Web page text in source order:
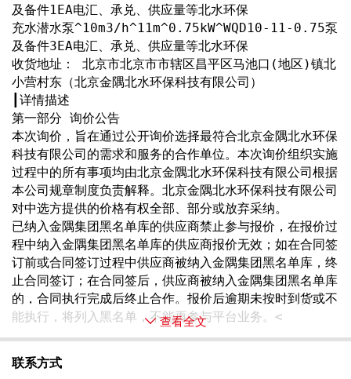
及备件1EA电汇、承兑、供应量等北水环保
充水潜水泵^10m3/h^11m^0.75kW^WQD10-11-0.75泵
及备件3EA电汇、承兑、供应量等北水环保
收货地址： 北京市北京市市辖区昌平区马池口(地区)镇北
小营村东（北京金隅北水环保科技有限公司）
┃详情描述
第一部分 询价公告
本次询价，旨在通过公开询价选择最符合北京金隅北水环保
科技有限公司的需求和服务的合作单位。本次询价组织实施
过程中的所有事项均由北京金隅北水环保科技有限公司根据
本公司规章制度负责解释。北京金隅北水环保科技有限公司
对中选方提供的价格有权全部、部分或放弃采纳。
已纳入金隅集团黑名单库的供应商禁止参与报价，在报价过
程中纳入金隅集团黑名单库的供应商报价无效；如在合同签
订前或合同签订过程中供应商被纳入金隅集团黑名单库，终
止合同签订；在合同签后，供应商被纳入金隅集团黑名单库
的，合同执行完成后终止合作。报价后逾期未按时到货或不
能执行，将列入黑名单，不能再参与平台业务。<
查看全文
联系方式